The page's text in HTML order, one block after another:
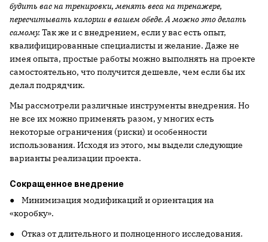
будить вас на тренировки, менять веса на тренажере,
пересчитывать калории в вашем обеде. А можно это делать
самому.Так же и с внедрением, если у вас есть опыт,
квалифицированные специалисты и желание. Даже не
имея опыта, простые работы можно выполнять на проекте
самостоятельно, что получится дешевле, чем если бы их
делал подрядчик.
Мы рассмотрели различные инструменты внедрения. Но
не все их можно применять разом, у многих есть
некоторые ограничения (риски) и особенности
использования. Исходя из этого, мы выдели следующие
варианты реализации проекта.
Сокращенное внедрение
● Минимизация модификаций и ориентация на
«коробку».
● Отказ от длительного и полноценного исследования.